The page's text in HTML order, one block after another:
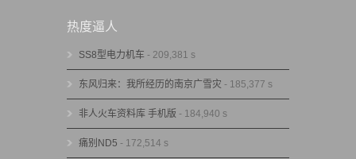
热度逼人
SS8型电力机车 - 209,381 s
东风归来：我所经历的南京广雪灾 - 185,377 s
非人火车资料库 手机版 - 184,940 s
痛别ND5 - 172,514 s